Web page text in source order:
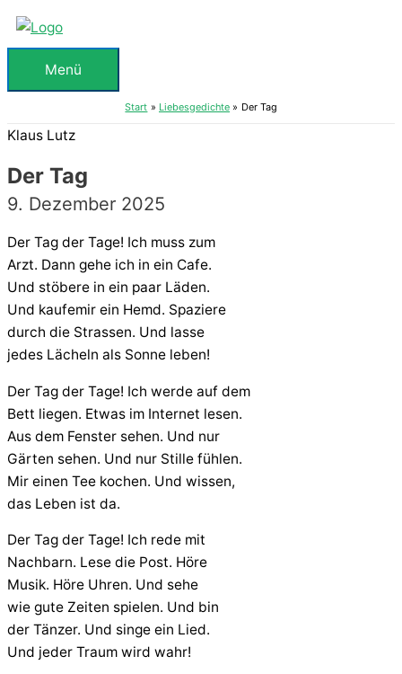
Zum
Inhalt
springenMenü
Menü
Start Liebesgedichte Der Tag
Klaus Lutz
Der Tag
9. Dezember 2025
Der Tag der Tage! Ich muss zum
Arzt. Dann gehe ich in ein Cafe.
Und stöbere in ein paar Läden.
Und kaufemir ein Hemd. Spaziere
durch die Strassen. Und lasse
jedes Lächeln als Sonne leben!
Der Tag der Tage! Ich werde auf dem
Bett liegen. Etwas im Internet lesen.
Aus dem Fenster sehen. Und nur
Gärten sehen. Und nur Stille fühlen.
Mir einen Tee kochen. Und wissen,
das Leben ist da.
Der Tag der Tage! Ich rede mit
Nachbarn. Lese die Post. Höre
Musik. Höre Uhren. Und sehe
wie gute Zeiten spielen. Und bin
der Tänzer. Und singe ein Lied.
Und jeder Traum wird wahr!